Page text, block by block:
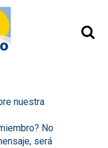
nuestra
No
será